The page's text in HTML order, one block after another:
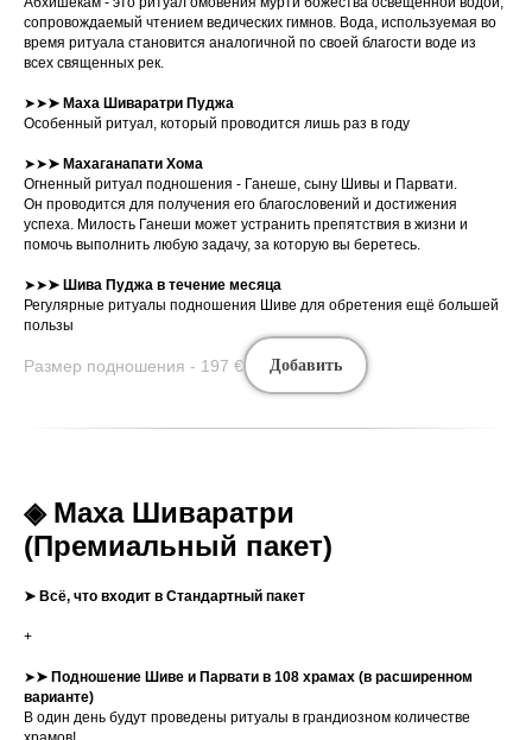
сопровождаемый чтением ведических гимнов. Вода, используемая во
время ритуала становится аналогичной по своей благости воде из
всех священных рек.
➤➤➤ Маха Шиваратри Пуджа
Особенный ритуал, который проводится лишь раз в году
➤➤➤ Махаганапати Хома
Огненный ритуал подношения - Ганеше, сыну Шивы и Парвати.
Он проводится для получения его благословений и достижения
успеха. Милость Ганеши может устранить препятствия в жизни и
помочь выполнить любую задачу, за которую вы беретесь.
➤➤➤ Шива Пуджа в течение месяца
Регулярные ритуалы подношения Шиве для обретения ещё большей
пользы
Размер подношения - 197 € Добавить
◈ Маха Шиваратри
(Премиальный пакет)
➤ Всё, что входит в Стандартный пакет
+
➤➤ Подношение Шиве и Парвати в 108 храмах (в расширенном
варианте)
В один день будут проведены ритуалы в грандиозном количестве